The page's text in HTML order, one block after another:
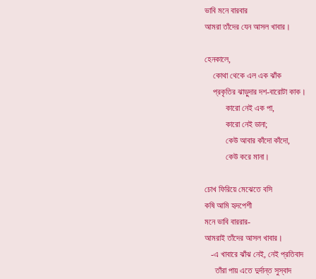
ভাবি মনে বারবার
আমরা তাঁদের যেন আসল খাবার।
হেনকালে,
কোথা থেকে এল এক ঝাঁক
প্রকৃতির ঝাড়ুদার দশ-বারোটা কাক।
কারো নেই এক পা,
কারো নেই ডানা;
কেউ আবার কাঁদো কাঁদো,
কেউ করে মানা।
চোখ ফিরিয়ে মেঝেতে বসি
কষি আমি হৃদপেশী
মনে ভাবি বাররার-
আমরাই তাঁদের আসল খাবার।
-এ খাবারে ঝাঁঝ নেই, নেই প্রতিবাদ
তাঁরা পায় এতে দুর্দান্ত সুস্বাদ